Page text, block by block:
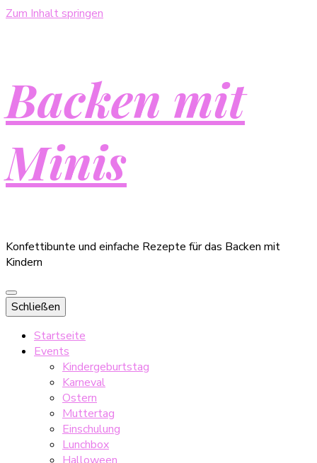
Zum Inhalt springen
Backen mit
Minis
Konfettibunte und einfache Rezepte für das Backen mit
Kindern
Schließen
Startseite
Events
Kindergeburtstag
Karneval
Ostern
Muttertag
Einschulung
Lunchbox